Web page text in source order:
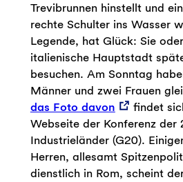
Trevibrunnen hinstellt und
rechte Schulter ins Wasser
Legende, hat Glück: Sie
italienische Hauptstadt
besuchen. Am Sonntag
Männer und zwei Frauen
das Foto davon
findet
Webseite der Konferenz
Industrieländer (G20).
Herren, allesamt
dienstlich in Rom, scheint